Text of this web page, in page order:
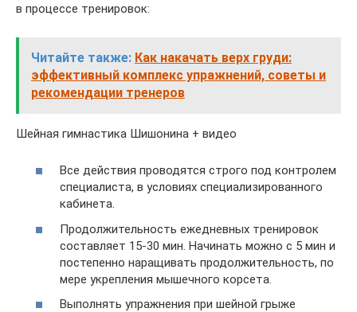
в процессе тренировок:
Читайте также: Как накачать верх груди:
эффективный комплекс упражнений, советы и
рекомендации тренеров
Шейная гимнастика Шишонина + видео
Все действия проводятся строго под контролем
специалиста, в условиях специализированного
кабинета.
Продолжительность ежедневных тренировок
составляет 15-30 мин. Начинать можно с 5 мин и
постепенно наращивать продолжительность, по
мере укрепления мышечного корсета.
Выполнять упражнения при шейной грыже